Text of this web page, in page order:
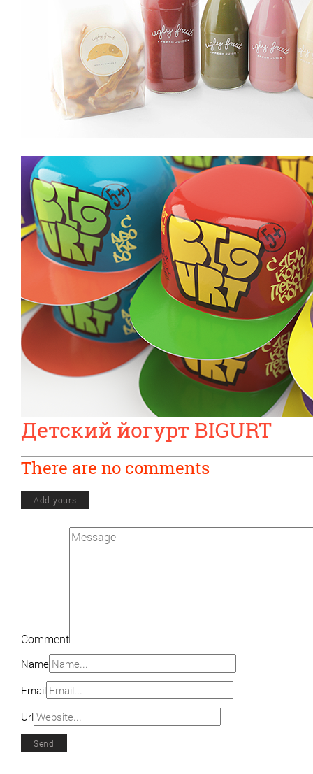
Детский йогурт BIGURT
There are no comments
Add yours
Comment
Name
Email
Url